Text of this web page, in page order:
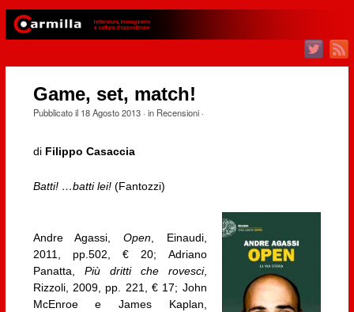
Game, set, match!
Pubblicato il 18 Agosto 2013· in Recensioni·
di Filippo Casaccia
Batti! …batti lei!(Fantozzi)
Andre Agassi,Open, Einaudi,
2011, pp.502, € 20; Adriano
Panatta, Più dritti che rovesci,
Rizzoli, 2009, pp. 221, € 17; John
McEnroe e James Kaplan,